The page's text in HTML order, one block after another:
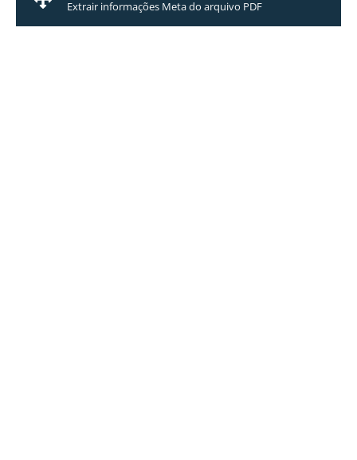
Extrair informações Meta do arquivo PDF